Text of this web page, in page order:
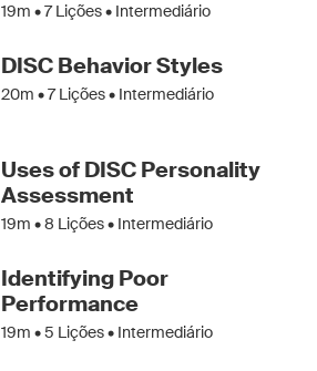
19m •7Lições • Intermediário
DISC Behavior Styles
20m •7Lições • Intermediário
Uses of DISC Personality
Assessment
19m •8 Lições • Intermediário
Identifying Poor
Performance
19m •5 Lições • Intermediário